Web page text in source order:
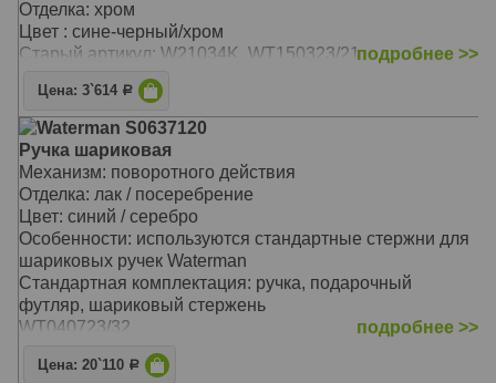
Отделка: хром
Цвет : сине-черный/хром
Старый артикул: W21034K, WT150323/21подробнее >>
Цена: 3`614 Р
Waterman S0637120
Ручка шариковая
Механизм: поворотного действия
Отделка: лак / посеребрение
Цвет: синий / серебро
Особенности: используются стандартные стержни для
шариковых ручек Waterman
Стандартная комплектация: ручка, подарочный
футляр, шариковый стержень
WT040723/32
подробнее >>
Цена: 20`110 Р